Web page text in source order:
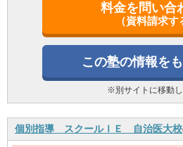
料金を問い合
（資料請求す
この塾の情報を
※別サイトに移動し
個別指導 スクールＩＥ 自治医大校